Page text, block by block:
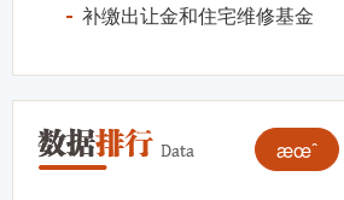
补缴出让金和住宅维修基金
æœˆ